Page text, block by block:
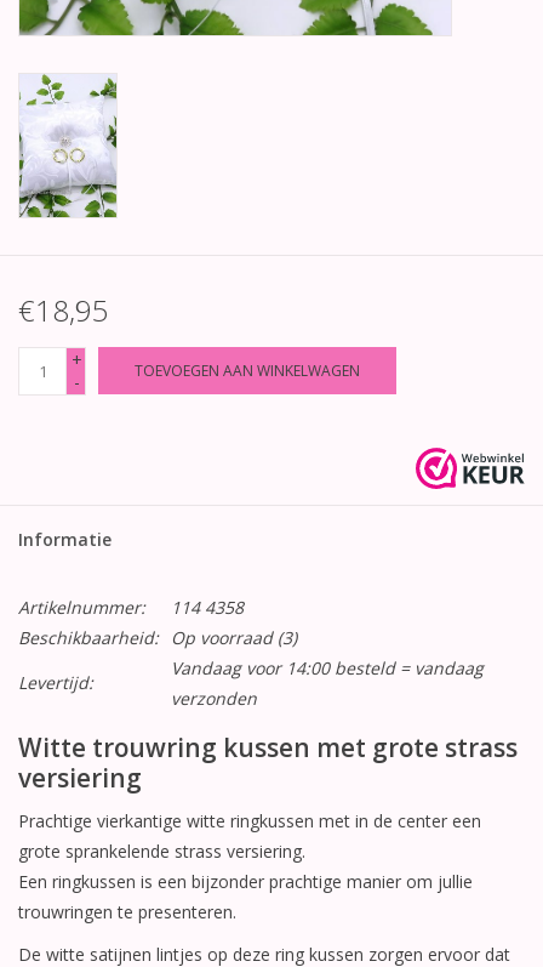
€18,95
+
-
TOEVOEGEN AAN WINKELWAGEN
Informatie
Artikelnummer:
114 4358
Beschikbaarheid:
Op voorraad(3)
Levertijd:
Vandaag voor 14:00 besteld = vandaag
verzonden
Witte trouwring kussen met grote strass
versiering
Prachtige vierkantige witte ringkussen met in de center een
grote sprankelende strass versiering.
Een ringkussen is een bijzonder prachtige manier om jullie
trouwringen te presenteren.
De witte satijnen lintjes op deze ring kussen zorgen ervoor dat